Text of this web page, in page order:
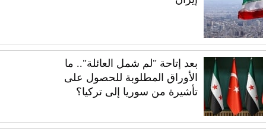
بعد إتاحة "لم شمل العائلة".. ما
الأوراق المطلوبة للحصول على
تأشيرة من سوريا إلى تركيا؟